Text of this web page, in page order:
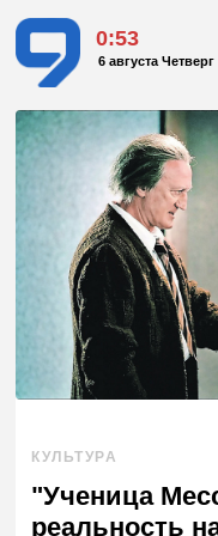
0:53
6 августа Четверг
КУЛЬТУРА
"Ученица
реальность